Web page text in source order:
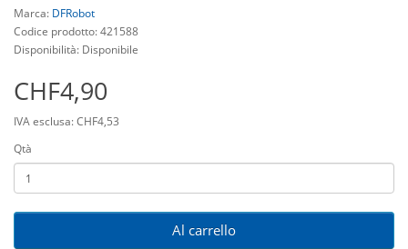
Marca: DFRobot
Codice prodotto: 421588
Disponibilità: Disponibile
CHF4,90
IVA esclusa: CHF4,53
Qtà
Al carrello